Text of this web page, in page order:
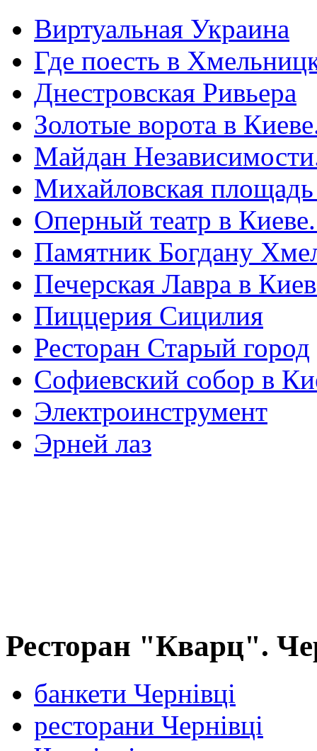
Виртуальная Украина
Где поесть в
Днестровская Ривьера
Золотые ворота в
Майдан
Михайловская
Оперный театр в
Памятник Богдану
Печерская Лавра в
Пиццерия Сицилия
Ресторан Старый город
Софиевский собор в
Электроинструмент
Эрней лаз
Ресторан "Кварц".
банкети Чернівці
ресторани Чернівці